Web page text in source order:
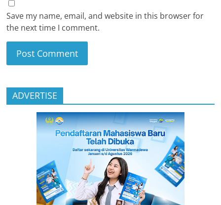
Save my name, email, and website in this browser for
the next time I comment.
ADVERTISE